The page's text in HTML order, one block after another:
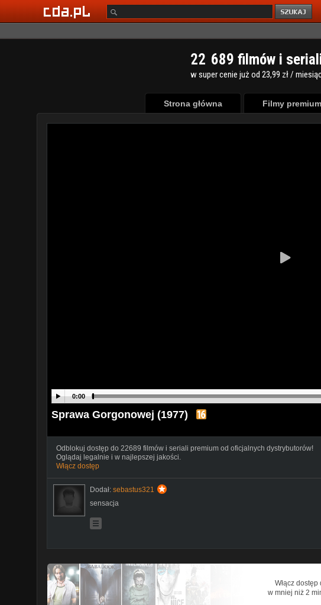
22 689 filmów i
w super cenie już od 23,99 zł /
Strona główna Filmy premium
0:00
Sprawa Gorgonowej (1977)
Odblokuj dostęp do 22689 filmów i seriali premium od oficjalnych dystrybutorów!
Oglądaj legalnie i w najlepszej jakości.
Włącz dostęp
Dodał: sebastus321
sensacja
Włącz
w mniej niż 2